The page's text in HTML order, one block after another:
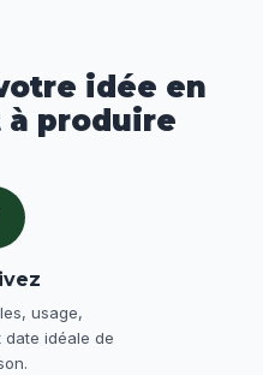
idée en
produire
usage,
idéale de